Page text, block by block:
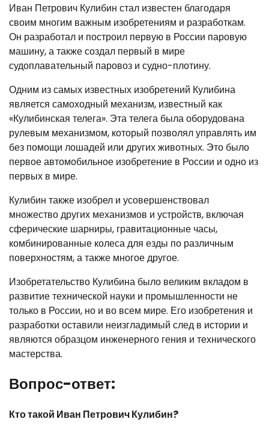
Иван Петрович Кулибин стал известен благодаря
своим многим важным изобретениям и разработкам.
Он разработал и построил первую в России паровую
машину, а также создал первый в мире
судоплавательный паровоз и судно-плотину.
Одним из самых известных изобретений Кулибина
является самоходный механизм, известный как
«Кулибинская телега». Эта телега была оборудована
рулевым механизмом, который позволял управлять им
без помощи лошадей или других животных. Это было
первое автомобильное изобретение в России и одно из
первых в мире.
Кулибин также изобрел и усовершенствовал
множество других механизмов и устройств, включая
сферические шарниры, гравитационные часы,
комбинированные колеса для езды по различным
поверхностям, а также многое другое.
Изобретательство Кулибина было великим вкладом в
развитие технической науки и промышленности не
только в России, но и во всем мире. Его изобретения и
разработки оставили неизгладимый след в истории и
являются образцом инженерного гения и технического
мастерства.
Вопрос-ответ:
Кто такой Иван Петрович Кулибин?